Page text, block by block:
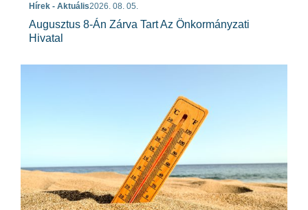
Hírek - Aktuális2026. 08. 05.
Augusztus 8-Án Zárva Tart Az Önkormányzati
Hivatal